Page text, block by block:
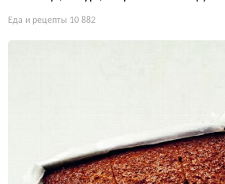
Еда и рецепты 10 882